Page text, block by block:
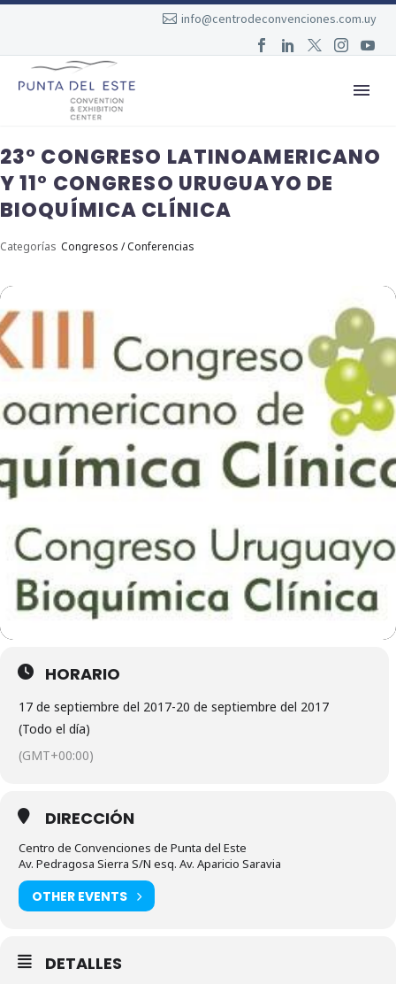
info@centrodeconvenciones.com.uy
23° CONGRESO LATINOAMERICANO
Y 11° CONGRESO URUGUAYO DE
BIOQUÍMICA CLÍNICA
Categorías Congresos / Conferencias
HORARIO
17 de septiembre del 2017-20 de septiembre del 2017
(Todo el día)
(GMT+00:00)
DIRECCIÓN
Centro de Convenciones de Punta del Este
Av. Pedragosa Sierra S/N esq. Av. Aparicio Saravia
OTHER EVENTS
DETALLES